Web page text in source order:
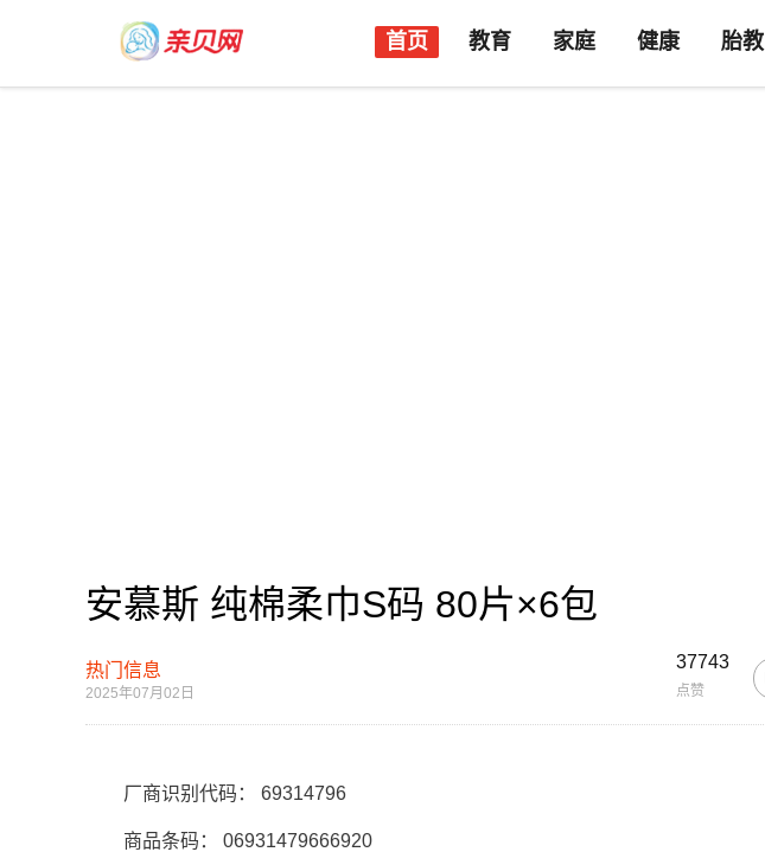
首页 教育 家庭 健康 胎教
安慕斯 纯棉柔巾S码 80片×6包
热门信息
2025年07月02日
37743
点赞
厂商识别代码： 69314796
商品条码： 06931479666920